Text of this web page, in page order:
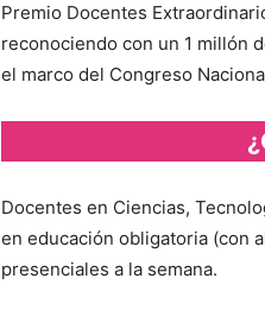
Premio Docentes
reconociendo con un 1 millón
el marco del Congreso
Docentes en Ciencias,
en educación obligatoria (con
presenciales a la semana.